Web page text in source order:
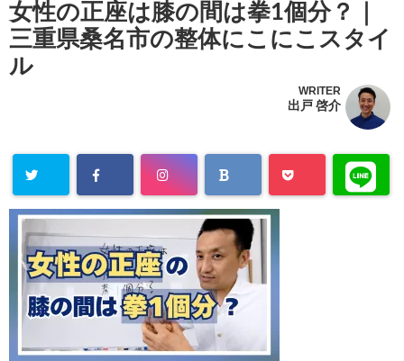
女性の正座は膝の間は拳1個分？｜
三重県桑名市の整体にこにこスタイ
ル
WRITER
出戸 啓介